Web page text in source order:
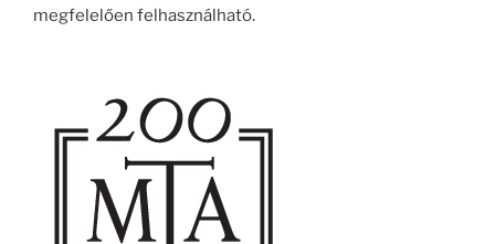
megfelelően felhasználható.